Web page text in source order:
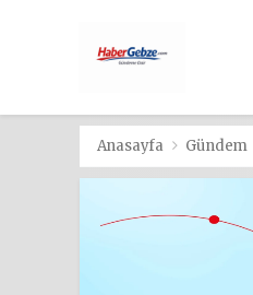
Anasayfa Gündem